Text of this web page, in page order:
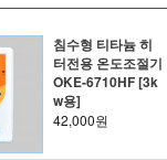
침수형 티타늄 히
터전용 온도조절기
OKE-6710HF [3k
w용]
42,000원